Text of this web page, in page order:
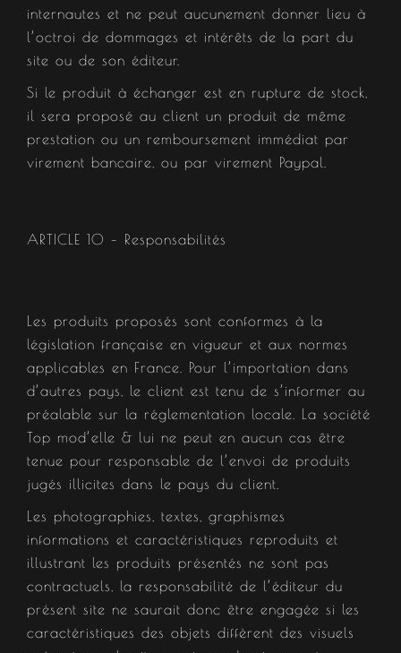
internautes et ne peut aucunement donner lieu à
l’octroi de dommages et intérêts de la part du
site ou de son éditeur.
Si le produit à échanger est en rupture de stock,
il sera proposé au client un produit de même
prestation ou un remboursement immédiat par
virement bancaire, ou par virement Paypal.
ARTICLE 10 – Responsabilités​
Les produits proposés sont conformes à la
législation française en vigueur et aux normes
applicables en France. Pour l’importation dans
d’autres pays, le client est tenu de s’informer au
préalable sur la réglementation locale. La société
Top mod’elle & lui ne peut en aucun cas être
tenue pour responsable de l’envoi de produits
jugés illicites dans le pays du client.
Les photographies, textes, graphismes
informations et caractéristiques reproduits et
illustrant les produits présentés ne sont pas
contractuels, la responsabilité de l’éditeur du
présent site ne saurait donc être engagée si les
caractéristiques des objets diffèrent des visuels